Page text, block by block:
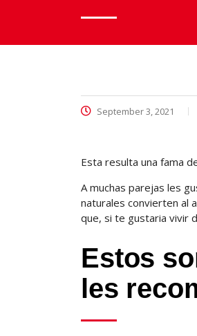
September 3, 2021
Esta resulta una fama
A muchas parejas les
naturales convierten al
que, si te gustaria vivir
Estos
les